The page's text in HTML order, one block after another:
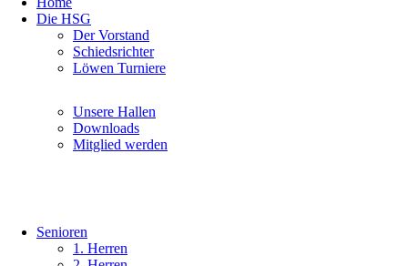
Die HSG
Navigation
überspringen
Der Vorstand
Schiedsrichter
Löwen Turniere
Navigation
überspringen
Unsere Hallen
Downloads
Mitglied werden
Senioren
Navigation1. Herren